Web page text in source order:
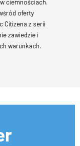
ciemnościach.
oferty
Citizena z serii
zawiedzie i
warunkach.